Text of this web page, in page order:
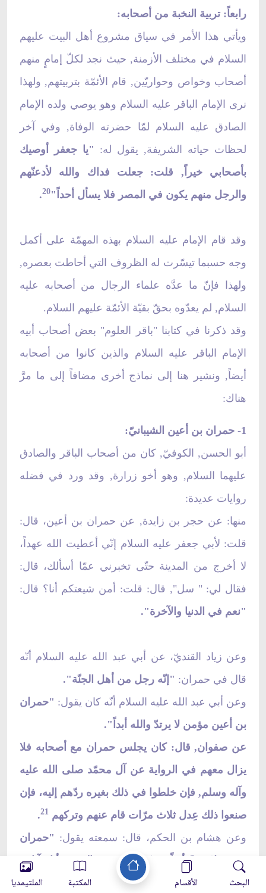
رابعاً: تربية النخبة من أصحابه:
ويأتي هذا الأمر في سياق مشروع أهل البيت عليهم
السلام في مختلف الأزمنة, حيث نجد لكلّ إمامٍ منهم
أصحاب وخواص وحواريّين, قام الأئمّة بتربيتهم, ولهذا
نرى الإمام الباقر عليه السلام وهو يوصي ولده الإمام
الصادق عليه السلام لمّا حضرته الوفاة, وفي آخر
لحظات حياته الشريفة, يقول له: "يا جعفر أوصيك
بأصحابي خيراً, قلت: جعلت فداك والله لأدعنّهم
والرجل منهم يكون في المصر فلا يسأل أحداً"20
.
وقد قام الإمام عليه السلام بهذه المهمّة على أكمل
وجه حسبما تيسّرت له الظروف التي أحاطت بعصره,
ولهذا فإنّ ما عدَّه علماء الرجال من أصحابه عليه
السلام, لم يعدّوه بحقّ بقيّة الأئمّة عليهم السلام.
وقد ذكرنا في كتابنا "باقر العلوم" بعض أصحاب أبيه
الإمام الباقر عليه السلام والذين كانوا من أصحابه
أيضاً, ونشير هنا إلى نماذج أخرى مضافاً إلى ما مرَّ
هناك:
1- حمران بن أعين الشيبانيّ:
أبو الحسن, الكوفيّ, كان من أصحاب الباقر والصادق
عليهما السلام, وهو أخو زرارة, وقد ورد في فضله
روايات عديدة:
منها: عن حجر بن زايدة, عن حمران بن أعين، قال:
قلت: لأبي جعفر عليه السلام إنّي أعطيت الله عهداً،
لا أخرج من المدينة حتّى تخبرني عمّا أسألك، قال:
فقال لي: " سل", قال: قلت: أمن شيعتكم أنا؟ قال:
"نعم في الدنيا والآخرة".
وعن زياد القنديّ، عن أبي عبد الله عليه السلام أنّه
قال في حمران: "إنّه رجل من أهل الجنّة".
وعن أبي عبد الله عليه السلام أنّه كان يقول: "حمران
بن أعين مؤمن لا يرتدّ والله أبداً".
عن صفوان, قال: كان يجلس حمران مع أصحابه فلا
يزال معهم في الرواية عن آل محمّد صلى الله عليه
وآله وسلم, فإن خلطوا في ذلك بغيره ردّهم إليه، فإن
صنعوا ذلك عِدل ثلاث مرّات قام عنهم وتركهم 21
.
وعن هشام بن الحكم، قال: سمعته يقول: "حمران
مؤمن لا يرتدّ أبداً"، ثمّ قال: "نِعم الشفيع أنا وآبائي
لحمران بن أعين يوم القيامة، نأخذ بيده ولا نزايله
البحث الأقسام المكتبة الملتيمديا